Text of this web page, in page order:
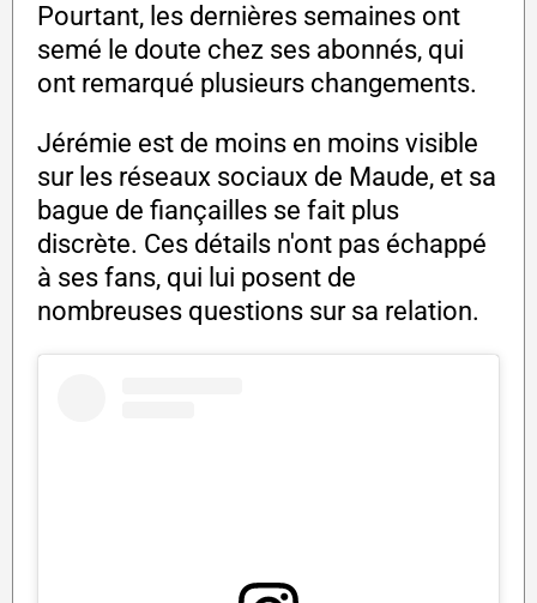
Pourtant, les dernières semaines ont
semé le doute chez ses abonnés, qui
ont remarqué plusieurs changements.
Jérémie est de moins en moins visible
sur les réseaux sociaux de Maude, et sa
bague de fiançailles se fait plus
discrète. Ces détails n'ont pas échappé
à ses fans, qui lui posent de
nombreuses questions sur sa relation.